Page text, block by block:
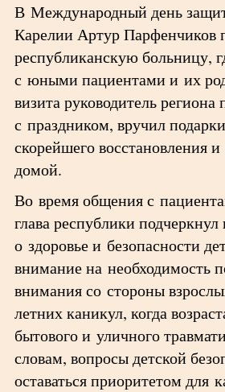
В Международный день
Карелии Артур Парфенчиков
республиканскую больницу,
с юными пациентами и их
визита руководитель региона
с праздником, вручил
скорейшего восстановления
домой.
Во время общения с
глава республики
о здоровье и безопасности
внимание на необходимость
внимания со стороны
летних каникул, когда
бытового и уличного
словам, вопросы детской
оставаться приоритетом для